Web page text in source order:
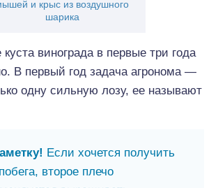
и крыс из воздушного
шарика
винограда в первые три года
В первый год задача агронома —
одну сильную лозу, ее называют
Если хочется получить
второе плечо